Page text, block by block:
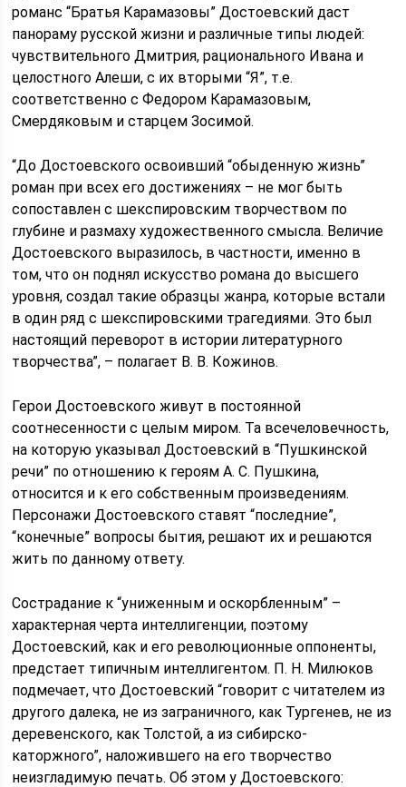
романс “Братья Карамазовы” Достоевский даст
панораму русской жизни и различные типы людей:
чувствительного Дмитрия, рационального Ивана и
целостного Алеши, с их вторыми “Я”, т.е.
соответственно с Федором Карамазовым,
Смердяковым и старцем Зосимой.
“До Достоевского освоивший “обыденную жизнь”
роман при всех его достижениях – не мог быть
сопоставлен с шекспировским творчеством по
глубине и размаху художественного смысла. Величие
Достоевского выразилось, в частности, именно в
том, что он поднял искусство романа до высшего
уровня, создал такие образцы жанра, которые встали
в один ряд с шекспировскими трагедиями. Это был
настоящий переворот в истории литературного
творчества”, – полагает В. В. Кожинов.
Герои Достоевского живут в постоянной
соотнесенности с целым миром. Та всечеловечность,
на которую указывал Достоевский в “Пушкинской
речи” по отношению к героям А. С. Пушкина,
относится и к его собственным произведениям.
Персонажи Достоевского ставят “последние”,
“конечные” вопросы бытия, решают их и решаются
жить по данному ответу.
Сострадание к “униженным и оскорбленным” –
характерная черта интеллигенции, поэтому
Достоевский, как и его революционные оппоненты,
предстает типичным интеллигентом. Π. Н. Милюков
подмечает, что Достоевский “говорит с читателем из
другого далека, не из заграничного, как Тургенев, не из
деревенского, как Толстой, а из сибирско-
каторжного”, наложившего на его творчество
неизгладимую печать. Об этом у Достоевского: